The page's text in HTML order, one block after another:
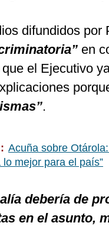
difundidos por
en
el Ejecutivo
.
Acuña sobre
mejor para el país”
debería de
en el asunto,